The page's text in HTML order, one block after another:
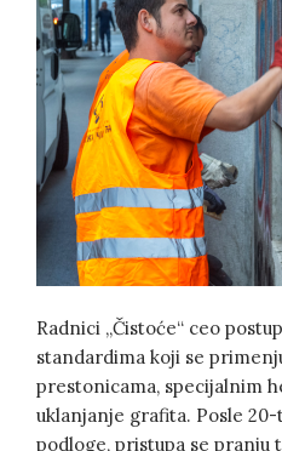
Radnici „Čistoće“ ceo
standardima koji se
prestonicama, specijalnim
uklanjanje grafita. Posle
podloge, pristupa se pranju